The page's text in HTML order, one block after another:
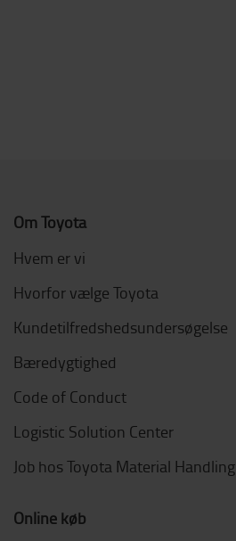
Om Toyota
Hvem er vi
Hvorfor vælge Toyota
Kundetilfredshedsundersøgelse
Bæredygtighed
Code of Conduct
Logistic Solution Center
Job hos Toyota Material Handling
Online køb